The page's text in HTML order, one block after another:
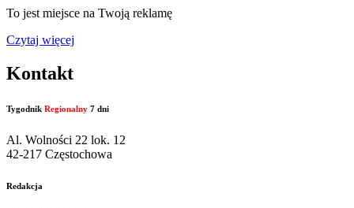
To jest miejsce na Twoją reklamę
Czytaj więcej
Kontakt
Tygodnik Regionalny 7 dni
Al. Wolności 22 lok. 12
42-217 Częstochowa
Redakcja